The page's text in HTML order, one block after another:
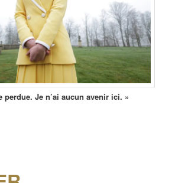
perdue. Je n’ai aucun avenir ici. »